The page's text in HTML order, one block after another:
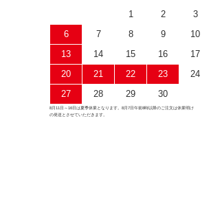
1 2 3
6
7 8 9 10
13
14 15 16 17
20
21 22 23 24
27
28 29 30
8月11日～16日は夏季休業となります。8月7日午前8時以降のご注文は休業明け
の発送とさせていただきます。